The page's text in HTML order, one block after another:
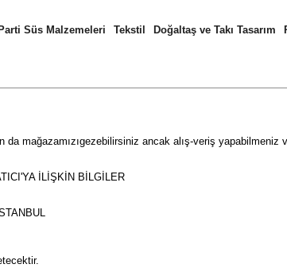
Parti Süs Malzemeleri Tekstil Doğaltaş ve Takı Tasarım
mağazamızıgezebilirsiniz ancak alış-veriş yapabilmeniz
İLİŞKİN BİLGİLER